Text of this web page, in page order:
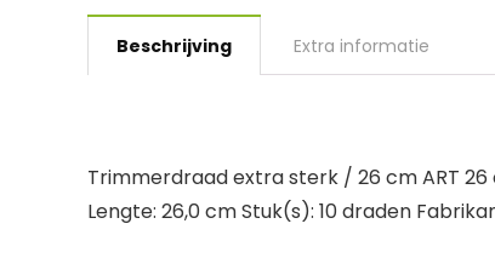
Beschrijving Extra informatie
Trimmerdraad extra sterk / 26 cm ART 26
Lengte: 26,0 cm Stuk(s): 10 draden